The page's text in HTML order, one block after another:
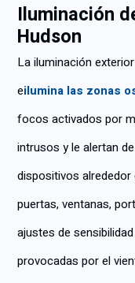
Iluminación
Hudson
La iluminación
eilumina las zonas
focos activados por
intrusos y le alertan
dispositivos
puertas, ventanas,
ajustes de
provocadas por el